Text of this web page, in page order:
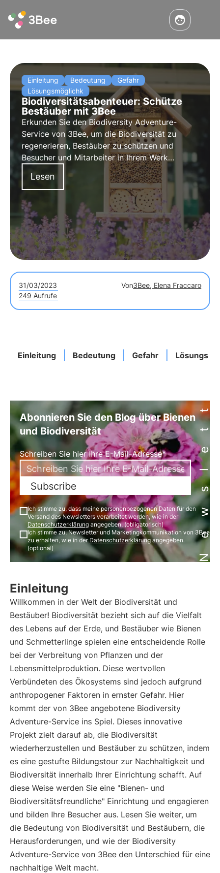
Einleitung Bedeutung
Gefahr
Lösungsmöglichk
Biodiversitätsabenteuer: Schütze
Bestäuber mit 3Bee
Erkunden Sie den Biodiversity Adventure-
Service von 3Bee, um die Biodiversität zu
regenerieren, Bestäuber zuschützen und
Besucher und Mitarbeiterin Ihrem Werk
einzubeziehen. Handeln Sie jetzt für eine
nachhaltige Zukunft!
Lesen
31/03/2023 Von3Bee, Elena Fraccaro
249 Aufrufe
Einleitung Bedeutung Gefahr Newsletter
Abonnieren Sie den Blog über Bienen
und Biodiversität
Schreiben Sie hier Ihre E-Mail-Adresse*
Subscribe
Ich stimme zu, dass meine personenbezogenen Daten für den
Versand des Newsletters verarbeitet werden, wie in der
Datenschutzerklärung angegeben. (obligatorisch)
Ich stimme zu, Newsletter und Marketingkommunikation von 3Bee
zu erhalten, wie in derDatenschutzerklärungangegeben.
(optional)
Einleitung
Willkommen in der Welt der Biodiversität und
Bestäuber! Biodiversität bezieht sich auf die Vielfalt
des Lebens auf der Erde, und Bestäuber wie Bienen
und Schmetterlinge spielen eine entscheidende Rolle
bei der Verbreitung von Pflanzen und der
Lebensmittelproduktion. Diese wertvollen
Verbündeten des Ökosystems sind jedoch aufgrund
anthropogener Faktoren in ernster Gefahr. Hier
kommt der von 3Bee angebotene Biodiversity
Adventure-Service ins Spiel. Dieses innovative
Projekt zielt darauf ab, die Biodiversität
wiederherzustellen und Bestäuber zu schützen, indem
es eine gestufte Bildungstour zur Nachhaltigkeit und
Biodiversität innerhalb Ihrer Einrichtung schafft. Auf
diese Weise werden Sie eine "Bienen- und
Biodiversitätsfreundliche" Einrichtung und engagieren
und bilden Ihre Besucher aus. Lesen Sie weiter, um
die Bedeutung von Biodiversität und Bestäubern, die
Herausforderungen, und wie der Biodiversity
Adventure-Service von 3Bee den Unterschied für eine
nachhaltige Welt macht.